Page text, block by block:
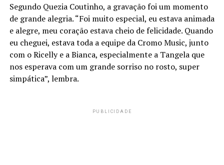
Segundo Quezia Coutinho, a gravação foi um momento
de grande alegria. “Foi muito especial, eu estava animada
e alegre, meu coração estava cheio de felicidade. Quando
eu cheguei, estava toda a equipe da Cromo Music, junto
com o Ricelly e a Bianca, especialmente a Tangela que
nos esperava com um grande sorriso no rosto, super
simpática”, lembra.
PUBLICIDADE